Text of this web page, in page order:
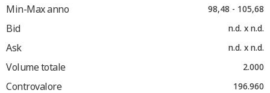
Min-Max anno 98,48 - 105,68
Bid n.d. x n.d.
Ask n.d. x n.d.
Volume totale 2.000
Controvalore 196.960